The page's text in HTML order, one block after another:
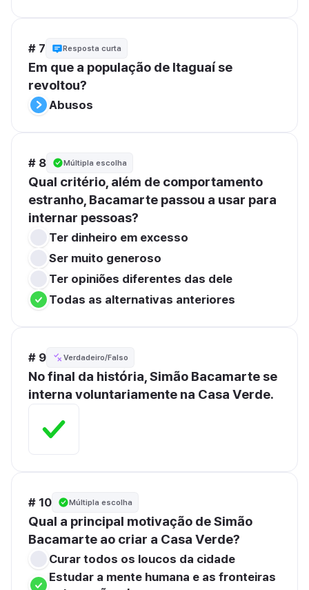
# 7 Resposta curta
Em que a população de Itaguaí se
revoltou?
Abusos
# 8 Múltipla escolha
Qual critério, além de comportamento
estranho, Bacamarte passou a usar para
internar pessoas?
Ter dinheiro em excesso
Ser muito generoso
Ter opiniões diferentes das dele
Todas as alternativas anteriores
# 9 Verdadeiro/Falso
No final da história, Simão Bacamarte se
interna voluntariamente na Casa Verde.
# 10 Múltipla escolha
Qual a principal motivação de Simão
Bacamarte ao criar a Casa Verde?
Curar todos os loucos da cidade
Estudar a mente humana e as fronteiras